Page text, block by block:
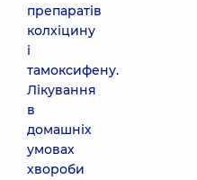
препаратів
колхіцину
і
тамоксифену.
Лікування
в
домашніх
умовах
хвороби